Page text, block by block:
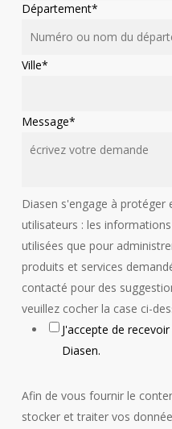
Département*
Ville*
Message*
Diasen s'engage à protéger
utilisateurs : les
utilisées que pour
produits et services
contacté pour des
veuillez cocher la case ci-
J'accepte de
Diasen.
Afin de vous fournir le
stocker et traiter vos